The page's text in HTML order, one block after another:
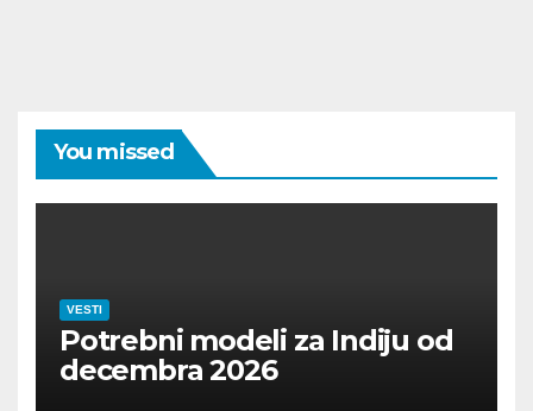
You missed
VESTI
Potrebni modeli za Indiju od
decembra 2026